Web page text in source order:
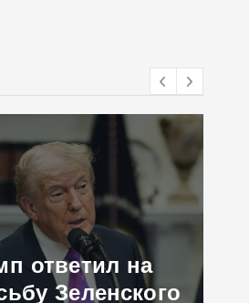
ответил на
Зеленского